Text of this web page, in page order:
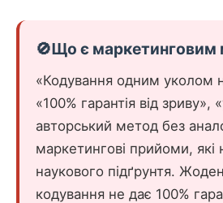
🚫Що є маркетинговим
«Кодування одним уколом
«100% гарантія від зриву»,
авторський метод без
маркетингові прийоми,
наукового підґрунтя.
кодування не дає 100%